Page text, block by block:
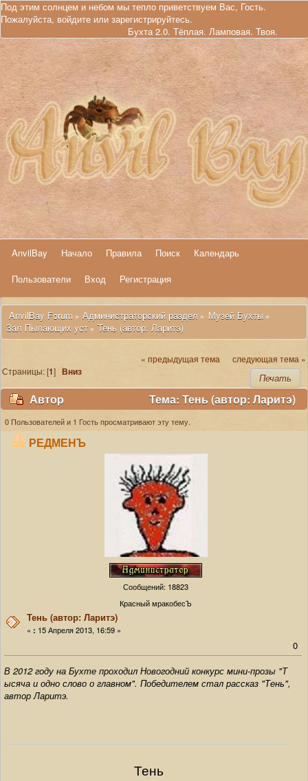
Под этим солнцем и небом мы тепло приветствуем Вас, Гость.
Пожалуйста, войдите или зарегистрируйтесь.
Бухта 2.0. Тёплая. Ламповая. Твоя.
AnvilBay Начало Правила Поиск
Календарь
Пользователи
Вход Регистрация
AnvilBay Forum » Администраторский раздел » Музей Бухты»
Зал Пылающих уст» Тень (автор: Ларитэ)
« предыдущая тема следующая тема »
Печать
Страницы: [1] Вниз
Автор
Тема: Тень (автор: Ларитэ)
(Прочитано 19323 раз)
0 Пользователей и 1 Гость просматривают эту тему.
РЕДМЕНЪ
Сообщений: 18823
Красный мракобесЪ
Тень (автор: Ларитэ)
« : 15 Апреля 2013, 16:59 »
0
В 2012 году на Бухте проходил Новогодний конкурс мини-прозы "Т
ысяча и одно слово о главном". Победителем стал рассказ "Тень",
автор Ларитэ.
Тень